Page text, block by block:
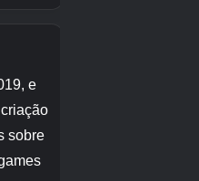
embutido no
está no topo.